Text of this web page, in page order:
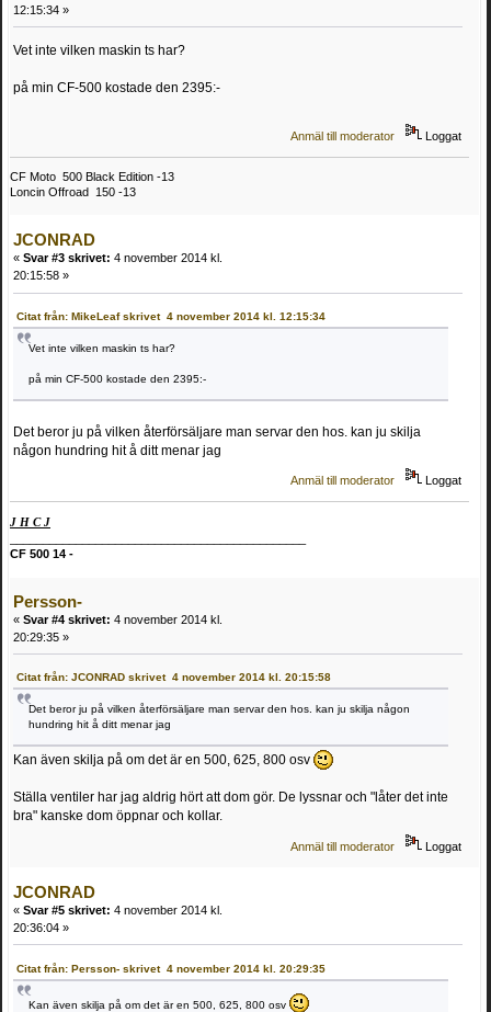
12:15:34 »
Vet inte vilken maskin ts har?
på min CF-500 kostade den 2395:-
Anmäl till moderator Loggat
CF Moto 500 Black Edition -13
Loncin Offroad 150 -13
JCONRAD
« Svar #3 skrivet: 4 november 2014 kl.
20:15:58 »
Citat från: MikeLeaf skrivet 4 november 2014 kl. 12:15:34
Vet inte vilken maskin ts har?
på min CF-500 kostade den 2395:-
Det beror ju på vilken återförsäljare man servar den hos. kan ju skilja
någon hundring hit å ditt menar jag
Anmäl till moderator Loggat
J H C J
CF 500 14 -
Persson-
« Svar #4 skrivet: 4 november 2014 kl.
20:29:35 »
Citat från: JCONRAD skrivet 4 november 2014 kl. 20:15:58
Det beror ju på vilken återförsäljare man servar den hos. kan ju skilja någon
hundring hit å ditt menar jag
Kan även skilja på om det är en 500, 625, 800 osv
Ställa ventiler har jag aldrig hört att dom gör. De lyssnar och "låter det inte
bra" kanske dom öppnar och kollar.
Anmäl till moderator Loggat
JCONRAD
« Svar #5 skrivet: 4 november 2014 kl.
20:36:04 »
Citat från: Persson- skrivet 4 november 2014 kl. 20:29:35
Kan även skilja på om det är en 500, 625, 800 osv